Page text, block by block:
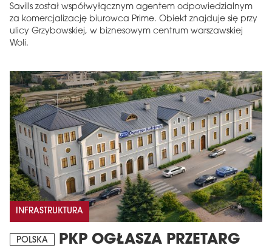
Savills został współwyłącznym agentem odpowiedzialnym
za komercjalizację biurowca Prime. Obiekt znajduje się przy
ulicy Grzybowskiej, w biznesowym centrum warszawskiej
Woli.
INFRASTRUKTURA
POLSKA
PKP OGŁASZA PRZETARG